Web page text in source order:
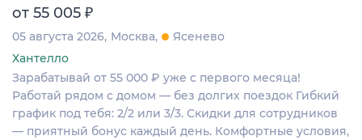
от 55 005 ₽
05 августа 2026 Москва
Ясенево
Хантелло
Зарабатывай от 55 000 ₽ уже с первого месяца!
Работай рядом с домом — без долгих поездок Гибкий
график под тебя: 2/2 или 3/3. Скидки для сотрудников
— приятный бонус каждый день. Комфортные условия,